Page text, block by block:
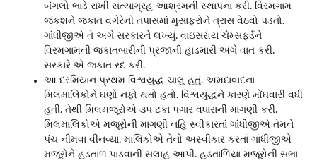
બંગલો ભાડે રાખી સત્યાગ્રહ આશ્રમની સ્થાપના કરી. વિરમગામ
જંકશને જકાત વગેરેની તપાસમાં મુસાફરોને ત્રાસ વેઠવો પડતો.
ગાંધીજીએ તે અંગે સરકારને લખ્યું. વાઇસરૉય ચેમ્સફર્ડને
વિરમગામની જકાતબારીની પ્રજાની હાડમારી અંગે વાત કરી.
સરકારે એ જકાત રદ કરી.
આ દરમિયાન પ્રથમ વિશ્વયુદ્ધ ચાલુ હતું. અમદાવાદના
મિલમાલિકોને ઘણો નફો થતો હતો. વિશ્વયુદ્ધને કારણે મોંઘવારી વધી
હતી. તેથી મિલમજૂરોએ ૩૫ ટકા પગાર વધારાની માગણી કરી.
મિલમાલિકોએ મજૂરોની માગણી નહિ સ્વીકારતાં ગાંધીજીએ તેમને
પંચ નીમવા વીનવ્યા. માલિકોએ તેનો અસ્વીકાર કરતાં ગાંધીજીએ
મજૂરોને હડતાળ પાડવાની સલાહ આપી. હડતાળિયા મજૂરોની સભા